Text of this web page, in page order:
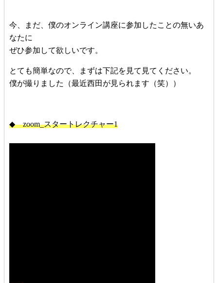
今、まだ、僕のオンライン講座に参加したことの無いあ
なたに
ぜひ参加して欲しいです。
とても簡単なので、まずは下記を見て見てください。
僕が撮りました（最近西田が見られます（笑））
◆ zoom_スタートレクチャー1